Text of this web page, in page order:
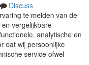
Discuss
te melden van de
vergelijkbare
analytische en
dat wij persoonlijke
service ofwel